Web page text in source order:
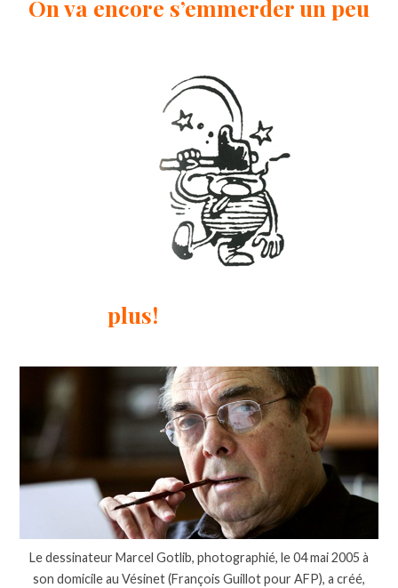
On va encore s’emmerder un peu
plus!
Le dessinateur Marcel Gotlib, photographié, le 04 mai 2005 à
son domicile au Vésinet (François Guillot pour AFP), a créé,